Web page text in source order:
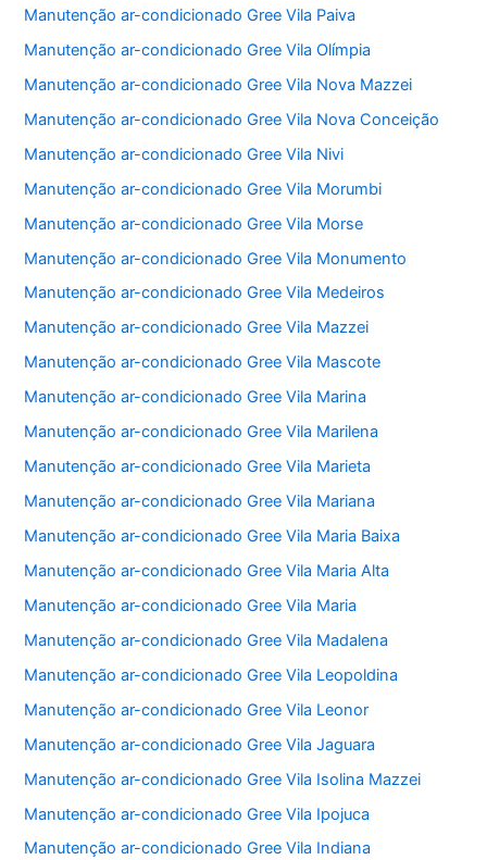
Manutenção ar-condicionado Gree Vila Paiva
Manutenção ar-condicionado Gree Vila Olímpia
Manutenção ar-condicionado Gree Vila Nova Mazzei
Manutenção ar-condicionado Gree Vila Nova Conceição
Manutenção ar-condicionado Gree Vila Nivi
Manutenção ar-condicionado Gree Vila Morumbi
Manutenção ar-condicionado Gree Vila Morse
Manutenção ar-condicionado Gree Vila Monumento
Manutenção ar-condicionado Gree Vila Medeiros
Manutenção ar-condicionado Gree Vila Mazzei
Manutenção ar-condicionado Gree Vila Mascote
Manutenção ar-condicionado Gree Vila Marina
Manutenção ar-condicionado Gree Vila Marilena
Manutenção ar-condicionado Gree Vila Marieta
Manutenção ar-condicionado Gree Vila Mariana
Manutenção ar-condicionado Gree Vila Maria Baixa
Manutenção ar-condicionado Gree Vila Maria Alta
Manutenção ar-condicionado Gree Vila Maria
Manutenção ar-condicionado Gree Vila Madalena
Manutenção ar-condicionado Gree Vila Leopoldina
Manutenção ar-condicionado Gree Vila Leonor
Manutenção ar-condicionado Gree Vila Jaguara
Manutenção ar-condicionado Gree Vila Isolina Mazzei
Manutenção ar-condicionado Gree Vila Ipojuca
Manutenção ar-condicionado Gree Vila Indiana